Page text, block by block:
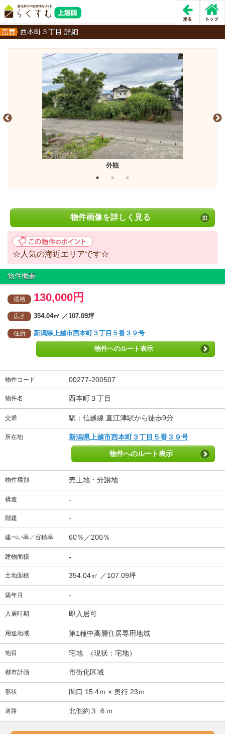
西本町３丁目 詳細
外観
物件画像を詳しく見る
☆人気の海近エリアです☆
物件概要
価格 130,000円
広さ 354.04㎡ ／107.09坪
住所 新潟県上越市西本町３丁目５番３９号
物件へのルート表示
物件コード 00277-200507
物件名 西本町３丁目
交通 駅：信越線 直江津駅から徒歩9分
所在地 新潟県上越市西本町３丁目５番３９号
物件へのルート表示
物件種別 売土地・分譲地
構造 -
階建 -
建ぺい率／容積率 60％／200％
建物面積 -
土地面積 354.04㎡ ／107.09坪
築年月 -
入居時期 即入居可
用途地域 第1種中高層住居専用地域
地目 宅地 （現状：宅地）
都市計画 市街化区域
形状 間口 15.4ｍ × 奥行 23ｍ
道路 北側約３.６ｍ